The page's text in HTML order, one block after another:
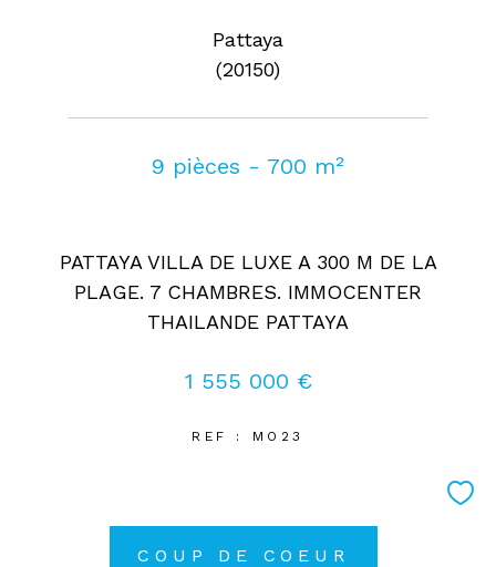
Pattaya
(20150)
9 pièces - 700 m²
PATTAYA VILLA DE LUXE A 300 M DE LA
PLAGE. 7 CHAMBRES. IMMOCENTER
THAILANDE PATTAYA
1 555 000 €
REF : MO23
COUP DE COEUR